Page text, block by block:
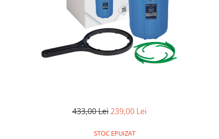
Lampi UV de schimb
Conectori statie
433,00 Lei239,00 Lei
STOC EPUIZAT